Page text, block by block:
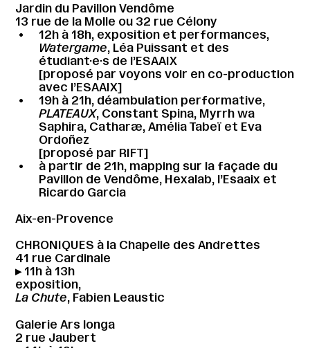
Jardin du Pavillon Vendôme
13 rue de la Molle ou 32 rue Célony
12h à 18h, exposition et performances,
Watergame, Léa Puissant et des
étudiant·e·s de l’ESAAIX
[proposé par voyons voir en co-production
avec l’ESAAIX]
19h à 21h, déambulation performative,
PLATEAUX, Constant Spina, Myrrh wa
Saphira, Catharæ, Amélia Tabeï et Eva
Ordoñez
[proposé par RIFT]
à partir de 21h, mapping sur la façade du
Pavillon de Vendôme, Hexalab, l’Esaaix et
Ricardo Garcia
Aix-en-Provence
CHRONIQUES à la Chapelle des Andrettes
41 rue Cardinale
▸ 11h à 13h
exposition,
La Chute, Fabien Leaustic
Galerie Ars longa
2 rue Jaubert